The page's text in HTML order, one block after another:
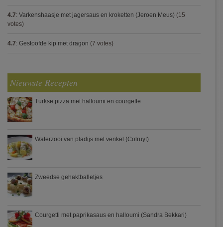
4.7: Varkenshaasje met jagersaus en kroketten (Jeroen Meus) (15
votes)
4.7: Gestoofde kip met dragon (7 votes)
Nieuwste Recepten
Turkse pizza met halloumi en courgette
Waterzooi van pladijs met venkel (Colruyt)
Zweedse gehaktballetjes
Courgetti met paprikasaus en halloumi (Sandra Bekkari)